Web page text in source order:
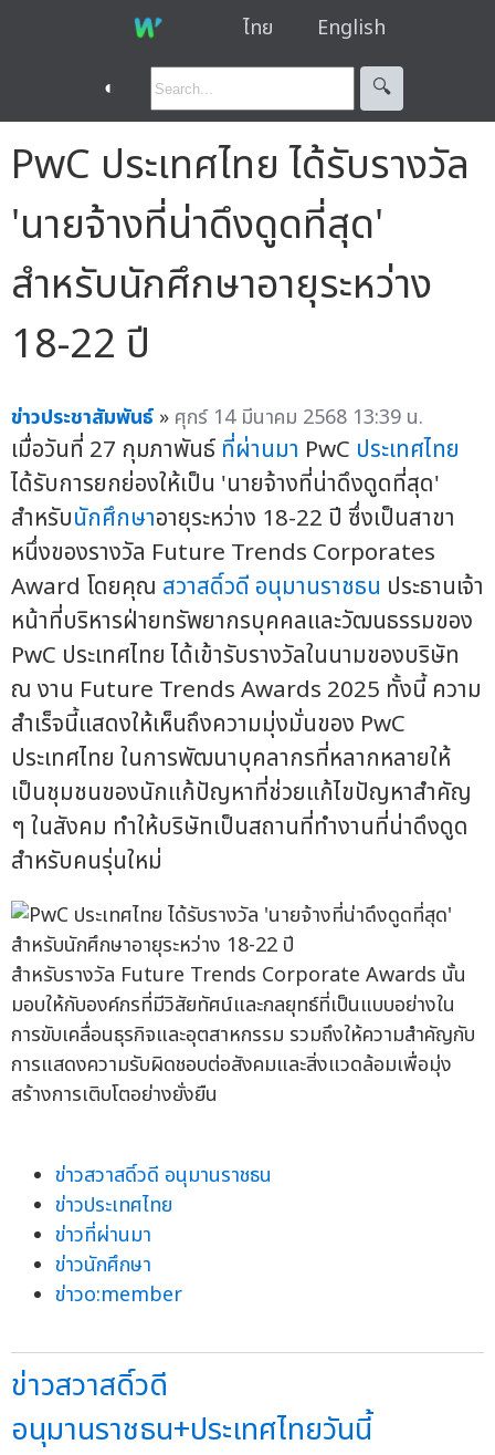
ไทย English
◐ 🔍︎
PwC ประเทศไทย ได้รับรางวัล
'นายจ้างที่น่าดึงดูดที่สุด'
สำหรับนักศึกษาอายุระหว่าง
18-22 ปี
ข่าวประชาสัมพันธ์ » ศุกร์ 14 มีนาคม 2568 13:39 น.
เมื่อวันที่ 27 กุมภาพันธ์ ที่ผ่านมา PwC ประเทศไทย
ได้รับการยกย่องให้เป็น 'นายจ้างที่น่าดึงดูดที่สุด'
สำหรับนักศึกษาอายุระหว่าง 18-22 ปี ซึ่งเป็นสาขา
หนึ่งของรางวัล Future Trends Corporates
Award โดยคุณ สวาสดิ์วดี อนุมานราชธน ประธานเจ้า
หน้าที่บริหารฝ่ายทรัพยากรบุคคลและวัฒนธรรมของ
PwC ประเทศไทย ได้เข้ารับรางวัลในนามของบริษัท
ณ งาน Future Trends Awards 2025 ทั้งนี้ ความ
สำเร็จนี้แสดงให้เห็นถึงความมุ่งมั่นของ PwC
ประเทศไทย ในการพัฒนาบุคลากรที่หลากหลายให้
เป็นชุมชนของนักแก้ปัญหาที่ช่วยแก้ไขปัญหาสำคัญ
ๆ ในสังคม ทำให้บริษัทเป็นสถานที่ทำงานที่น่าดึงดูด
สำหรับคนรุ่นใหม่
สำหรับรางวัล Future Trends Corporate Awards นั้น
มอบให้กับองค์กรที่มีวิสัยทัศน์และกลยุทธ์ที่เป็นแบบอย่างใน
การขับเคลื่อนธุรกิจและอุตสาหกรรม รวมถึงให้ความสำคัญกับ
การแสดงความรับผิดชอบต่อสังคมและสิ่งแวดล้อมเพื่อมุ่ง
สร้างการเติบโตอย่างยั่งยืน
ข่าวสวาสดิ์วดี อนุมานราชธน
ข่าวประเทศไทย
ข่าวที่ผ่านมา
ข่าวนักศึกษา
ข่าวo:member
ข่าวสวาสดิ์วดี
อนุมานราชธน+ประเทศไทยวันนี้